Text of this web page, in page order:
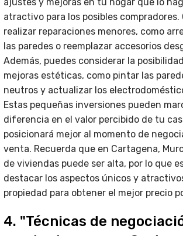
atractivo para los posibles compradores.
realizar reparaciones menores, como
las paredes o reemplazar accesorios
Además, puedes considerar la
mejoras estéticas, como pintar las
neutros y actualizar los
Estas pequeñas inversiones pueden
diferencia en el valor percibido de tu
posicionará mejor al momento de
venta. Recuerda que en Cartagena,
de viviendas puede ser alta, por lo que
destacar los aspectos únicos y
propiedad para obtener el mejor precio
4. "Técnicas de